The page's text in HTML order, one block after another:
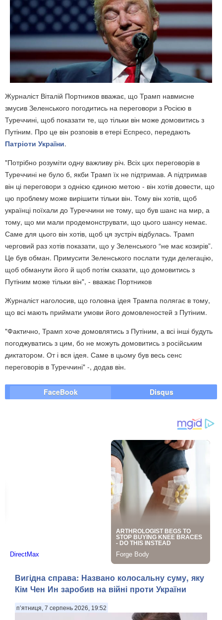
Журналіст Віталій Портников вважає, що Трамп навмисне
змусив Зеленського погодитись на переговори з Росією в
Туреччині, щоб показати те, що тільки він може домовитись з
Путіним. Про це він розповів в етері Еспресо, передають
Патріоти України.
"Потрібно розуміти одну важливу річ. Всіх цих переговорів в
Туреччині не було б, якби Трамп їх не підтримав. А підтримав
він ці переговори з однією єдиною метою - він хотів довести, що
цю проблему може вирішити тільки він. Тому він хотів, щоб
українці поїхали до Туреччини не тому, що був шанс на мир, а
тому, що ми мали продемонструвати, що цього шансу немає.
Саме для цього він хотів, щоб ця зустріч відбулась. Трамп
черговий раз хотів показати, що у Зеленського “не має козирів”.
Це був обман. Примусити Зеленського послати туди делегацію,
щоб обманути його й щоб потім сказати, що домовитись з
Путіним може тільки він", - вважає Портников
Журналіст наголосив, що головна ідея Трампа полягає в тому,
що всі мають приймати умови його домовленостей з Путіним.
"Фактично, Трамп хоче домовлятись з Путіним, а всі інші будуть
погоджуватись з цим, бо не можуть домовитись з російським
диктатором. От і вся ідея. Саме в цьому був весь сенс
переговорів в Туреччині" -, додав він.
FaceBook Disqus
Вигідна справа: Названо колосальну суму, яку
Кім Чен Ин заробив на війні проти України
п’ятниця, 7 серпень 2026, 19:52